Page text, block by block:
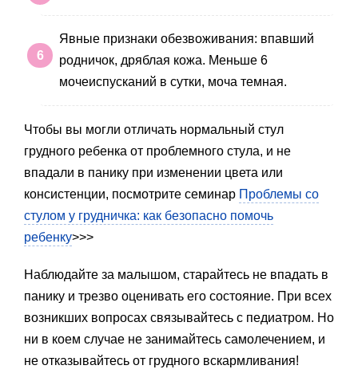
Явные признаки обезвоживания: впавший
родничок, дряблая кожа. Меньше 6
мочеиспусканий в сутки, моча темная.
Чтобы вы могли отличать нормальный стул
грудного ребенка от проблемного стула, и не
впадали в панику при изменении цвета или
консистенции, посмотрите семинар Проблемы со
стулом у грудничка: как безопасно помочь
ребенку>>>
Наблюдайте за малышом, старайтесь не впадать в
панику и трезво оценивать его состояние. При всех
возникших вопросах связывайтесь с педиатром. Но
ни в коем случае не занимайтесь самолечением, и
не отказывайтесь от грудного вскармливания!